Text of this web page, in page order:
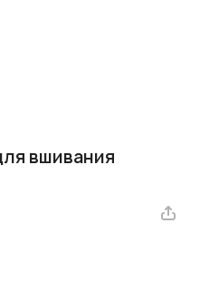
вшивания